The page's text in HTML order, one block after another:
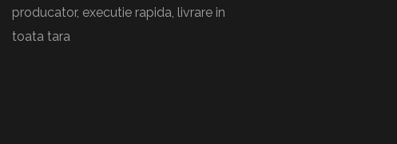
producator, executie rapida, livrare in
toata tara